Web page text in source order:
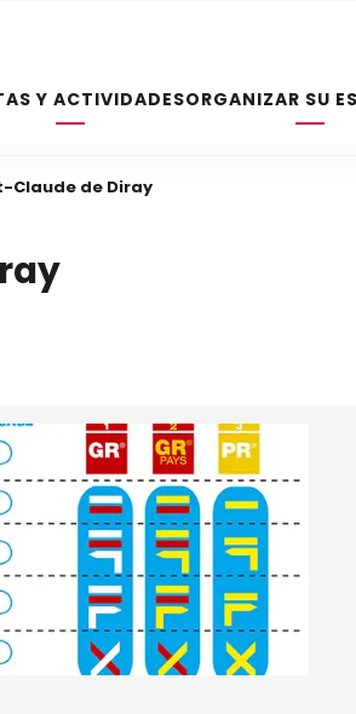
Y ACTIVIDADESORGANIZAR SU
Claude de Diray